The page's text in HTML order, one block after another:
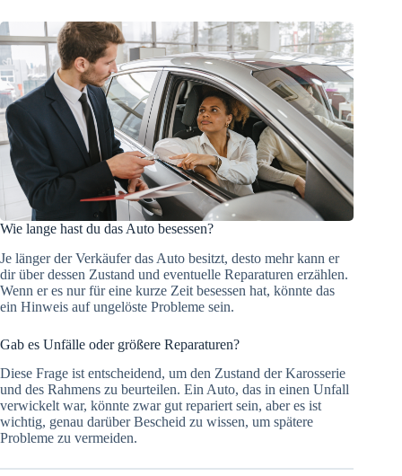
Wie lange hast du das Auto besessen?
Je länger der Verkäufer das Auto besitzt, desto mehr kann er
dir über dessen Zustand und eventuelle Reparaturen erzählen.
Wenn er es nur für eine kurze Zeit besessen hat, könnte das
ein Hinweis auf ungelöste Probleme sein.
Gab es Unfälle oder größere Reparaturen?
Diese Frage ist entscheidend, um den Zustand der Karosserie
und des Rahmens zu beurteilen. Ein Auto, das in einen Unfall
verwickelt war, könnte zwar gut repariert sein, aber es ist
wichtig, genau darüber Bescheid zu wissen, um spätere
Probleme zu vermeiden​.